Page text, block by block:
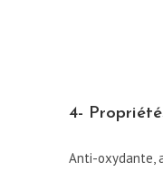
4-
Anti-oxydante,